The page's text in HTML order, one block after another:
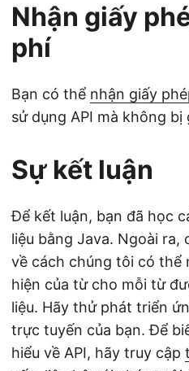
Nhận giấy
phí
Bạn có thể nhận giấy
sử dụng API mà không bị
Sự kết luận
Để kết luận, bạn đã học
liệu bằng Java. Ngoài ra,
về cách chúng tôi có thể
hiện của từ cho mỗi từ
liệu. Hãy thử phát triển
trực tuyến của bạn. Để
hiểu về API, hãy truy cập